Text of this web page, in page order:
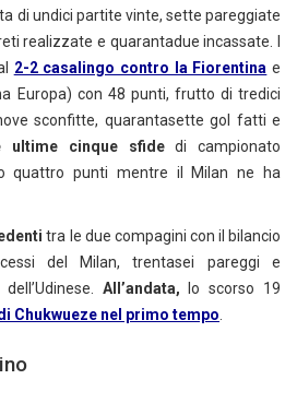
di undici partite vinte, sette pareggiate
realizzate e quarantadue incassate. I
2-2 casalingo contro la Fiorentina e
Europa) con 48 punti, frutto di tredici
sconfitte, quarantasette gol fatti e
ultime cinque sfidedi campionato
quattro punti mentre il Milan ne ha
tra le due compagini con il bilancio
del Milan, trentasei pareggi e
All’andata, lo scorso 19
Chukwueze nel primo tempo.